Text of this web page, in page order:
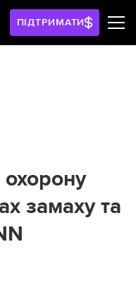
ПІДТРИМАТИ
замаху та